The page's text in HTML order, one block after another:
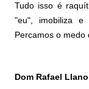
Tudo isso é
"eu", imobiliza e
Percamos o medo
Dom Rafael